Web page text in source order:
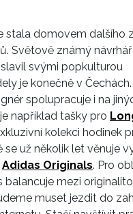
stala domovem dalšího
Světově známý návrhář
svými popkulturou
je konečně v
spolupracuje i na
například tašky pro
kolekci hodinek
se už několik let věnuje
Adidas Originals. Pro
balancuje mezi
muset jezdit do